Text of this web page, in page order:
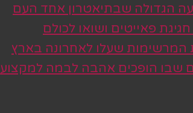
הגדולה שבתיאטרון אחד העם
פאייטים ושואו לכולם
המרשימות שעלו לאחרונה בארץ
שבו הופכים אהבה לבמה למקצוע